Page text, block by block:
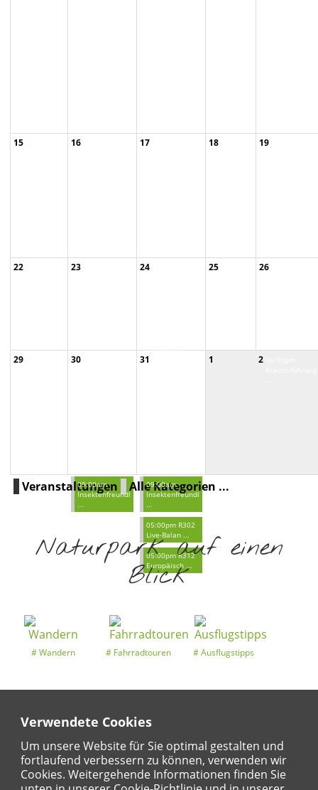
Verwendete Cookies
Um unsere Website für Sie optimal gestalten und
fortlaufend verbessern zu können, verwenden wir
Cookies. Weitergehende Informationen finden Sie
05:00pm R312
09:00pm
15 16 17
03:00pm
Europäisch ...
18
07:00pm
19
06:30pm
22
05:00pm
23 24
05:00pm R312
25 26
29 30
09:00am
Insektenfreundl
...
31
09:00am
Insektenfreundl
...
05:00pm R302
Live-Balan ...
05:00pm R312
Europäisch ...
1 2
Veranstaltungen Alle Kategorien ...
Naturpark auf einen
Blick
Wandern Fahrradtouren Ausflugstipps
Entdeckertouren Ansichten